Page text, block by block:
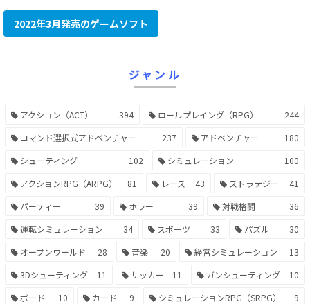
2022年3月発売のゲームソフト
ジャンル
アクション（ACT） 394 ロールプレイング（RPG）
244
コマンド選択式アドベンチャー
237 アドベンチャー
180
シューティング
102 シミュレーション
100
アクションRPG（ARPG）
81 レース 43 ストラテジー
41
パーティー
39 ホラー 39 対戦格闘
36
運転シミュレーション
34 スポーツ 33 パズル
30
オープンワールド
28 音楽 20 経営シミュレーション
13
3Dシューティング
11 サッカー 11 ガンシューティング
10
ボード
10 カード 9 シミュレーションRPG（SRPG）
9